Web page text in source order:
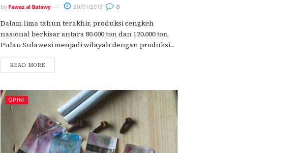
by Fawaz al Batawy 20/01/2019 0
Dalam lima tahun terakhir, produksi cengkeh
nasional berkisar antara 80.000 ton dan 120.000 ton.
Pulau Sulawesi menjadi wilayah dengan produksi....
READ MORE
OPINI